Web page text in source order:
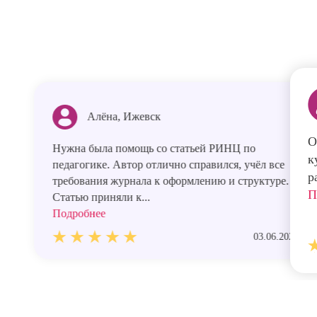
Алёна, Ижевск
Нужна была помощь со статьей РИНЦ по
педагогике. Автор отлично справился, учёл все
требования журнала к оформлению и структуре.
Статью приняли к...
Подробнее
03.06.2026